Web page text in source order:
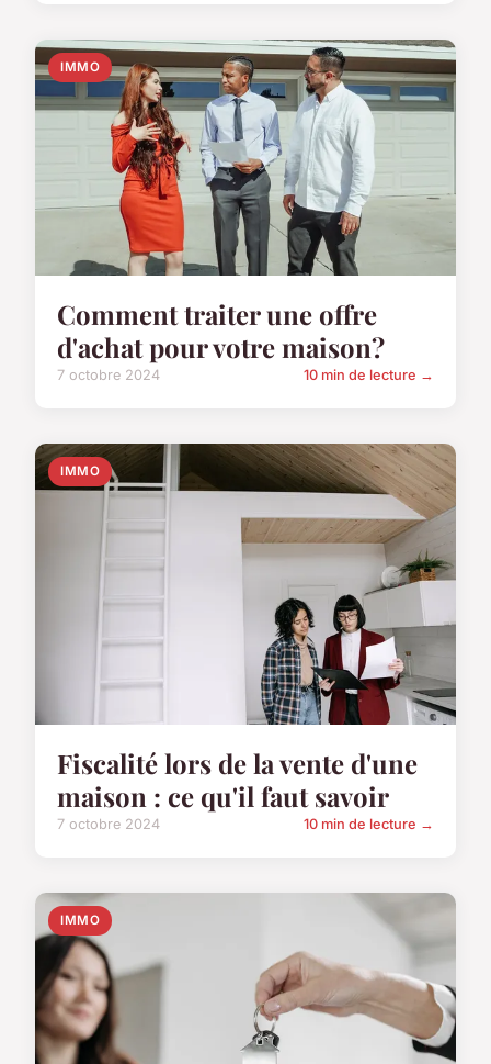
IMMO
Comment traiter une offre
d'achat pour votre maison?
7 octobre 2024 10 min de lecture →
IMMO
Fiscalité lors de la vente d'une
maison : ce qu'il faut savoir
7 octobre 2024 10 min de lecture →
IMMO